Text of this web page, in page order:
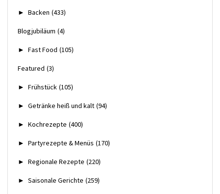
► Backen (433)
Blogjubiläum (4)
► Fast Food (105)
Featured (3)
► Frühstück (105)
► Getränke heiß und kalt (94)
► Kochrezepte (400)
► Partyrezepte & Menüs (170)
► Regionale Rezepte (220)
► Saisonale Gerichte (259)